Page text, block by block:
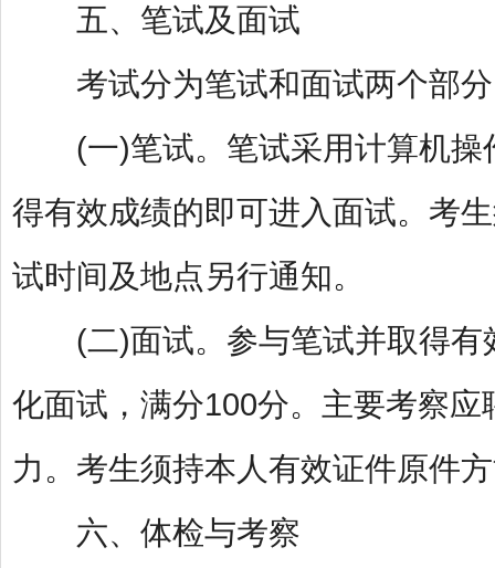
五、笔试及面试
考试分为笔试和面试两个部
(一)笔试。笔试采用计算机操
得有效成绩的即可进入面试。考
试时间及地点另行通知。
(二)面试。参与笔试并取得有
化面试，满分100分。主要考察
力。考生须持本人有效证件原件
六、体检与考察